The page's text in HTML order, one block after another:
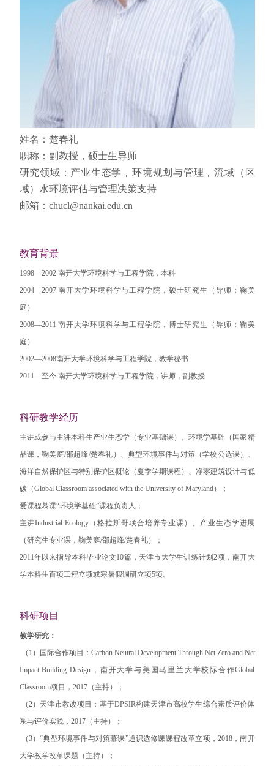
姓名：楚春礼
职称：副教授，硕士生导师
研究领域：产业生态学，环境规划与管理，流域（区
域）水环境评估与管理决策支持
邮箱：chucl@nankai.edu.cn
教育背景
1998—2002 南开大学环境科学与工程学院，本科
2004—2007 南开大学环境科学与工程学院，硕士研究生（导师：鞠美
庭）
2008—2011 南开大学环境科学与工程学院，博士研究生（导师：鞠美
庭）
2002—2008南开大学环境科学与工程学院，教学秘书
2011—至今 南开大学环境科学与工程学院，讲师，副教授
科研教学经历
主讲或参与主讲本科生产业生态学（专业基础课）、环境学基础（国家精
品课，鞠美庭/邵超峰/楚春礼）、典型环境事件与对策（学校公选课）、
海洋自然保护区与特别保护区概论（夏季学期课程）、净零建筑设计与低
碳（Global Classroom associated with the University of Maryland）；
爱课程慕课“环境学基础”课程负责人；
主讲Industrial Ecology（格拉斯哥联合培养专业课）、产业生态学进展
（研究生专业课，鞠美庭/邵超峰/楚春礼）；
2011年以来指导本科毕业论文10篇，天津市大学生训练计划2项，南开大
学本科生百项工程立项或寒暑假调研立项5项。
科研项目
教学研究：
（1）国际合作项目：Carbon Neutral Development Through Net Zero and Net
Impact Building Design，南开大学与美国马里兰大学校际合作Global
Classroom项目，2017（主持）；
（2）天津市教改项目：基于DPSIR构建天津市高校学生综合素质评价体
系与评价实践，2017（主持）；
（3）“典型环境事件与对策幕课”通识选修课课程改革立项，2018，南开
大学教学改革课题（主持）；